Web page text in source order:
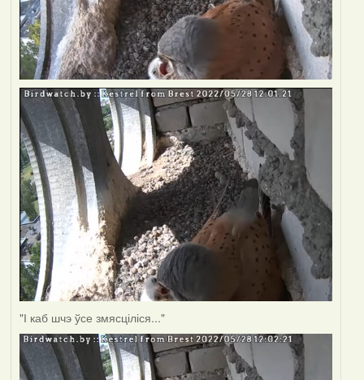
"І каб шчэ ўсе змясціліся..."